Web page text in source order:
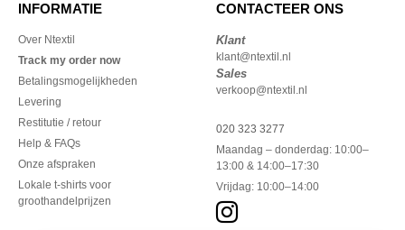
INFORMATIE
Over Ntextil
Track my order now
Betalingsmogelijkheden
Levering
Restitutie / retour
Help & FAQs
Onze afspraken
Lokale t-shirts voor
groothandelprijzen
CONTACTEER ONS
Klant
klant@ntextil.nl
Sales
verkoop@ntextil.nl
020 323 3277
Maandag – donderdag: 10:00–
13:00 & 14:00–17:30
Vrijdag: 10:00–14:00